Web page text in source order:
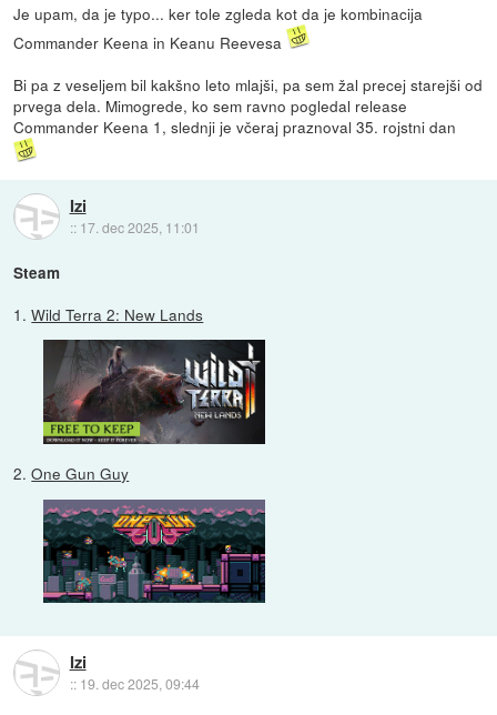
Je upam, da je typo... ker tole zgleda kot da je kombinacija
Commander Keena in Keanu Reevesa
Bi pa z veseljem bil kakšno leto mlajši, pa sem žal precej starejši od
prvega dela. Mimogrede, ko sem ravno pogledal release
Commander Keena 1, slednji je včeraj praznoval 35. rojstni dan
Izi
:: 17. dec 2025, 11:01
Steam
1.Wild Terra 2: New Lands
2.One Gun Guy
Izi
:: 19. dec 2025, 09:44